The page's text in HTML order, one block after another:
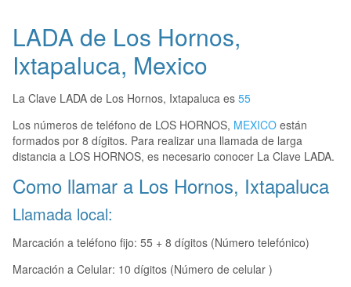
LADA de Los Hornos,
Ixtapaluca, Mexico
La Clave LADA de Los Hornos, Ixtapaluca es 55
Los números de teléfono de LOS HORNOS, MEXICO están
formados por 8 dígitos. Para realizar una llamada de larga
distancia a LOS HORNOS, es necesario conocer La Clave LADA.
Como llamar a Los Hornos, Ixtapaluca
Llamada local:
Marcación a teléfono fijo: 55 + 8 dígitos (Número telefónico)
Marcación a Celular: 10 dígitos (Número de celular )